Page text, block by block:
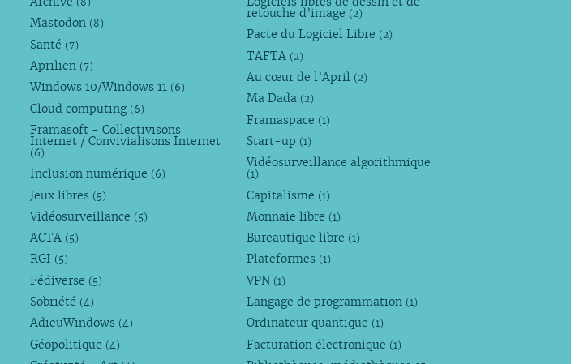
Mastodon (8)
Santé (7)
Aprilien (7)
Windows 10/Windows 11 (6)
Cloud computing (6)
Framasoft - Collectivisons
Internet / Convivialisons Internet
(6)
Inclusion numérique (6)
Jeux libres (5)
Vidéosurveillance (5)
ACTA (5)
RGI (5)
Fédiverse (5)
Sobriété (4)
AdieuWindows (4)
Géopolitique (4)
retouche d’image (2)
Pacte du Logiciel Libre (2)
TAFTA (2)
Au cœur de l’April (2)
Ma Dada (2)
Framaspace (1)
Start-up (1)
Vidéosurveillance algorithmique
(1)
Capitalisme (1)
Monnaie libre (1)
Bureautique libre (1)
Plateformes (1)
VPN (1)
Langage de programmation (1)
Ordinateur quantique (1)
Facturation électronique (1)